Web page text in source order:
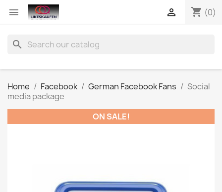
 shopping_cart (0)

search
Home Facebook German Facebook Fans
Social
media package
ON SALE!